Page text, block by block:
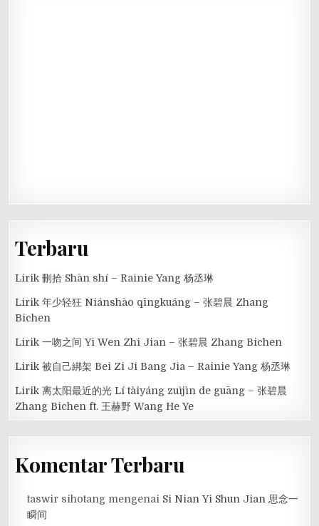
Terbaru
Lirik 刪拾 Shān shí – Rainie Yang 杨丞琳
Lirik 年少轻狂 Niánshào qīngkuáng – 张碧晨 Zhang
Bichen
Lirik 一吻之间 Yi Wen Zhi Jian – 张碧晨 Zhang Bichen
Lirik 被自己綁架 Bei Zi Ji Bang Jia – Rainie Yang 杨丞琳
Lirik 离太阳最近的光 Lí tàiyáng zuìjìn de guāng – 张碧晨
Zhang Bichen ft. 王赫野 Wang He Ye
Komentar Terbaru
taswir sihotang mengenai Si Nian Yi Shun Jian 思念一
瞬间